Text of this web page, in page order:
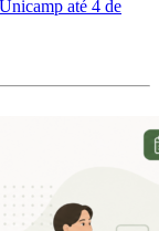
até 4 de